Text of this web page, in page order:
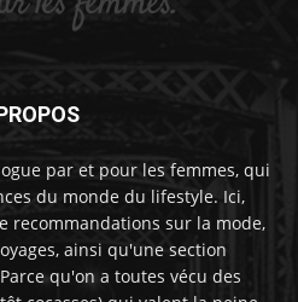
par et pour les femmes, qui
du monde du lifestyle. Ici,
recommandations sur la mode,
ainsi qu'une section
qu'on a toutes vécu des